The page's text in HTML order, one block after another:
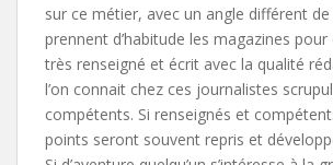
sur ce métier, avec un angle différent de
prennent d’habitude les magazines
très renseigné et écrit avec la qualité
l’on connait chez ces journalistes
compétents. Si renseignés et
points seront souvent repris et